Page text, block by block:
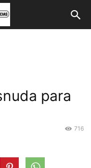
para
716